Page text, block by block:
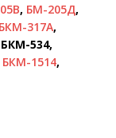
, БМ-205Д,
БКМ-317А,
534,
БКМ-1514,